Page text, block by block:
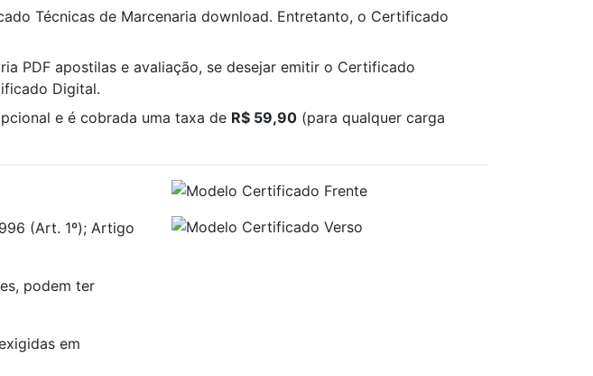
Técnicas de Marcenaria download. Entretanto, o Certificado
PDF apostilas e avaliação, se desejar emitir o Certificado
Digital.
e é cobrada uma taxa de R$ 59,90 (para qualquer carga
(Art. 1º); Artigo
podem ter
em